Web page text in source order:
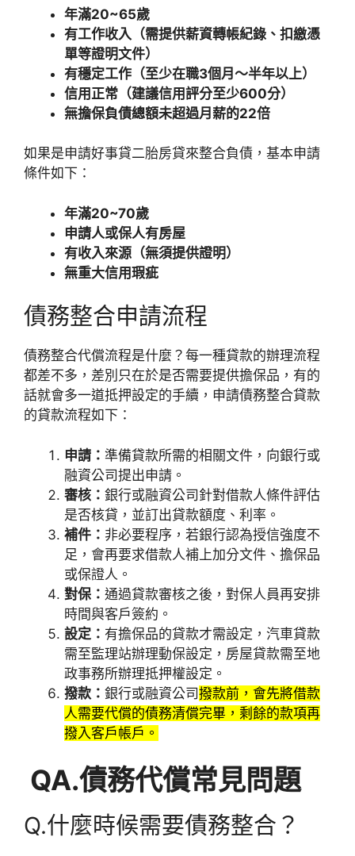
年滿20~65歲
有工作收入（需提供薪資轉帳紀錄、扣繳憑
單等證明文件）
有穩定工作（至少在職3個月～半年以上）
信用正常（建議信用評分至少600分）
無擔保負債總額未超過月薪的22倍
如果是申請好事貸二胎房貸來整合負債，基本申請
條件如下：
年滿20~70歲
申請人或保人有房屋
有收入來源（無須提供證明）
無重大信用瑕疵
債務整合申請流程
債務整合代償流程是什麼？每一種貸款的辦理流程
都差不多，差別只在於是否需要提供擔保品，有的
話就會多一道抵押設定的手續，申請債務整合貸款
的貸款流程如下：
申請： 準備貸款所需的相關文件，向銀行或
融資公司提出申請。
審核： 銀行或融資公司針對借款人條件評估
是否核貸，並訂出貸款額度、利率。
補件： 非必要程序，若銀行認為授信強度不
足，會再要求借款人補上加分文件、擔保品
或保證人。
對保： 通過貸款審核之後，對保人員再安排
時間與客戶簽約。
設定： 有擔保品的貸款才需設定，汽車貸款
需至監理站辦理動保設定，房屋貸款需至地
政事務所辦理抵押權設定。
撥款： 銀行或融資公司撥款前，會先將借款
人需要代償的債務清償完畢，剩餘的款項再
撥入客戶帳戶。
QA.債務代償常見問題
Q.什麼時候需要債務整合？